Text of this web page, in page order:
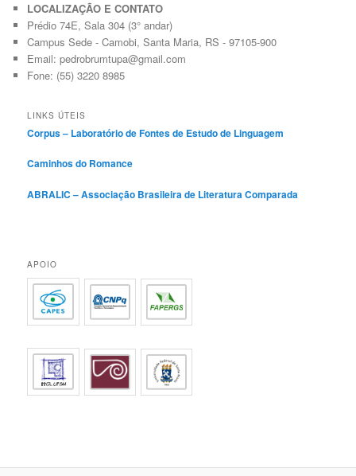
LOCALIZAÇÃO E CONTATO
Prédio 74E, Sala 304 (3° andar)
Campus Sede - Camobi, Santa Maria, RS - 97105-900
Email: pedrobrumtupa@gmail.com
Fone: (55) 3220 8985
LINKS ÚTEIS
Corpus – Laboratório de Fontes de Estudo de Linguagem
Caminhos do Romance
ABRALIC – Associação Brasileira de Literatura Comparada
APOIO